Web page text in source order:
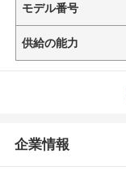
モデル番号
供給の能力
企業情報